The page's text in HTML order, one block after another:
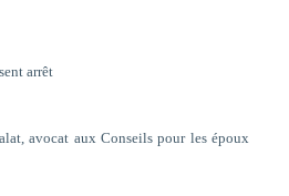
arrêt
avocat aux Conseils pour les époux